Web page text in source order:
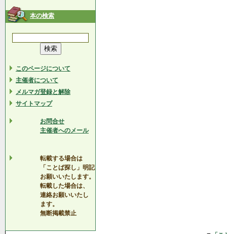
本の検索
このページについて
主催者について
メルマガ登録と解除
サイトマップ
お問合せ
主催者へのメール
転載する場合は
「ことば探し」明記
お願いいたします。
転載した場合は、
連絡お願いいたし
ます。
無断掲載禁止